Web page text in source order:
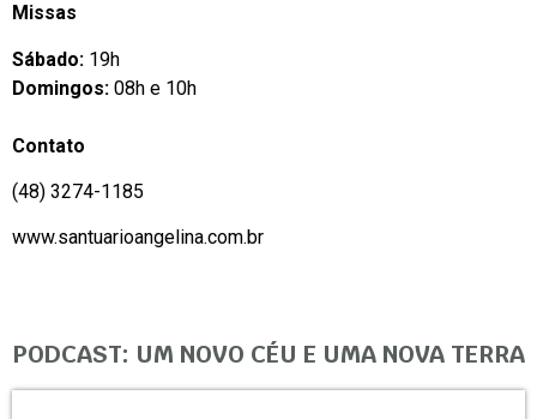
Missas
Sábado: 19h
Domingos: 08h e 10h
Contato
(48) 3274-1185
www.santuarioangelina.com.br
PODCAST: UM NOVO CÉU E UMA NOVA TERRA